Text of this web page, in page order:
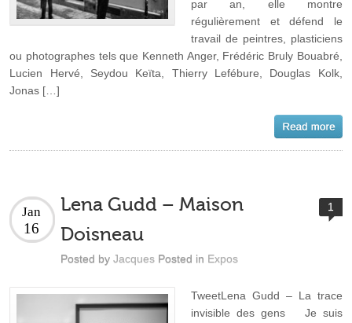
par an, elle montre
régulièrement et défend le
travail de peintres, plasticiens
ou photographes tels que Kenneth Anger, Frédéric Bruly Bouabré,
Lucien Hervé, Seydou Keïta, Thierry Lefébure, Douglas Kolk,
Jonas […]
Lena Gudd – Maison
Doisneau
Jan
16
Posted by Jacques Posted in Expos
1
TweetLena Gudd – La trace
invisible des gens Je suis